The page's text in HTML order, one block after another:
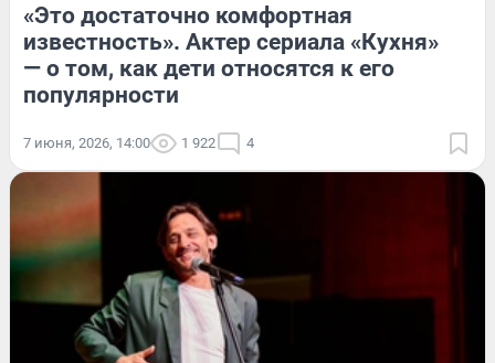
«Это достаточно комфортная
известность». Актер сериала «Кухня»
— о том, как дети относятся к его
популярности
7 июня, 2026, 14:00 1 922 4